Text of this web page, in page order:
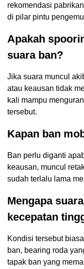
rekomendasi
di pilar pintu
Apakah
suara ban?
Jika suara muncul
atau keausan tidak
kali mampu
tersebut.
Kapan ban
Ban perlu diganti
keausan, muncul
sudah terlalu lama
Mengapa
kecepatan
Kondisi tersebut
ban, bearing roda
tapak ban yang